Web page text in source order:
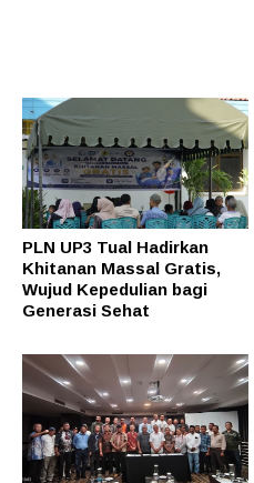
PLN UP3 Tual Hadirkan
Khitanan Massal Gratis,
Wujud Kepedulian bagi
Generasi Sehat